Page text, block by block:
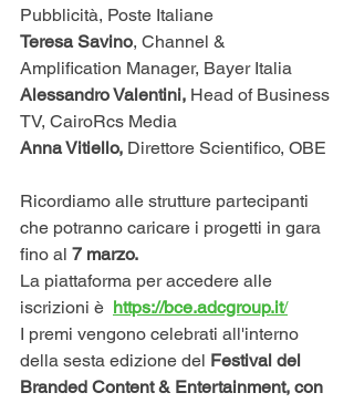
Pubblicità, Poste Italiane
Teresa Savino, Channel &
Amplification Manager, Bayer Italia
Alessandro Valentini, Head of Business
TV, CairoRcs Media
Anna Vitiello, Direttore Scientifico, OBE
Ricordiamo alle strutture partecipanti
che potranno caricare i progetti in gara
fino al 7 marzo.
La piattaforma per accedere alle
iscrizioni è https://bce.adcgroup.it/
I premi vengono celebrati all'interno
della sesta edizione del Festival del
Branded Content & Entertainment, con